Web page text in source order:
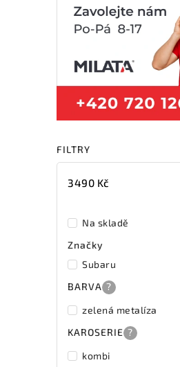
FILTRY
3490 Kč
Na skladě
Značky
Subaru
BARVA ?
zelená metalíza
KAROSERIE ?
kombi